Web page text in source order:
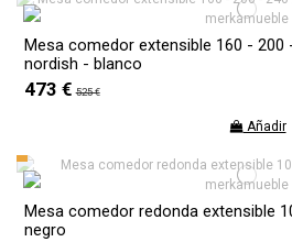
Mesa comedor extensible 160 - 200
nordish - blanco
473 € 525 €
Añadir
Mesa comedor redonda extensible
negro